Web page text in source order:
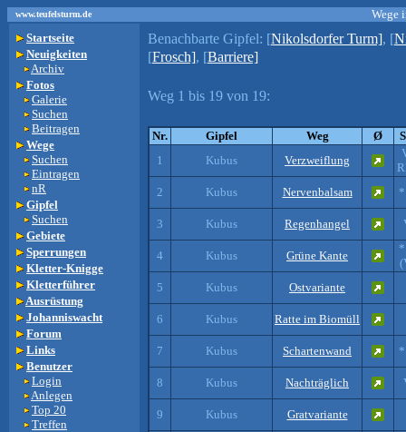
www.teufelsturm.de
Wege
Startseite
Neuigkeiten
Archiv
Fotos
Galerie
Suchen
Beitragen
Wege
Suchen
Eintragen
nR
Gipfel
Suchen
Gebiete
Sperrungen
Kletter-Knigge
Kletterführer
Ausrüstung
Johanniswacht
Forum
Links
Benutzer
Login
Anlegen
Top 20
Treffen
Benachbarte Gipfel: [Nikolsdorfer Turm], [
[Frosch], [Barriere]
Weg 1 bis 19 von 19:
Nr. Gipfel Weg Ø
1
Kubus Verzweiflung
2
Kubus Nervenbalsam
3 Kubus Regenhangel
4 Kubus Grüne Kante
5
Kubus Ostvariante
6 Kubus Ratte im Biomüll
7 Kubus Schartenwand
8 Kubus Nachträglich
9 Kubus Gratvariante